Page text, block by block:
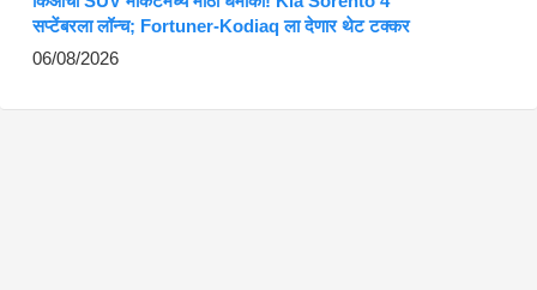
सप्टेंबरला लॉन्च; Fortuner-Kodiaq ला देणार थेट टक्कर
06/08/2026